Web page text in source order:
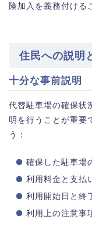
険加入を義務付ける
住民への説明
十分な事前説明
代替駐車場の確保状
明を行うことが重要
う：
確保した駐車場
利用料金と支払
利用開始日と終
利用上の注意事